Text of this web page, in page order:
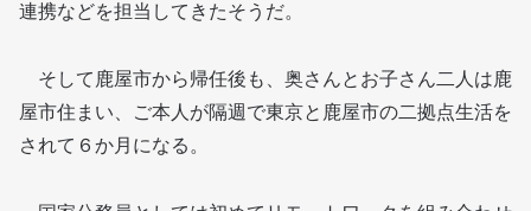
連携などを担当してきたそうだ。
そして鹿屋市から帰任後も、奥さんとお子さん二人は鹿
屋市住まい、ご本人が隔週で東京と鹿屋市の二拠点生活を
されて６か月になる。